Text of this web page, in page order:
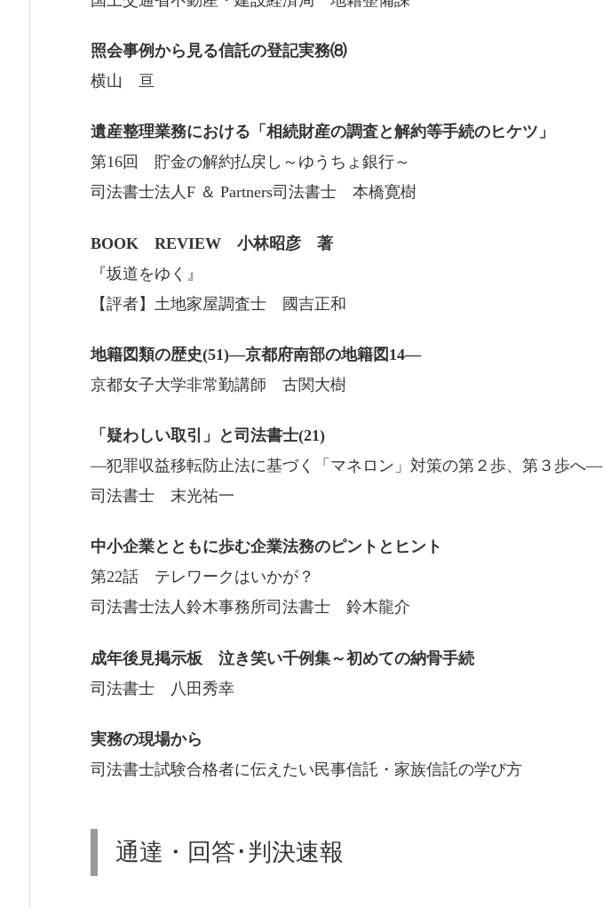
照会事例から見る信託の登記実務⑻
横山 亘
遺産整理業務における「相続財産の調査と解約等手続のヒケツ」
第16回 貯金の解約払戻し～ゆうちょ銀行～
司法書士法人F ＆ Partners司法書士 本橋寛樹
BOOK REVIEW 小林昭彦 著
『坂道をゆく』
【評者】土地家屋調査士 國吉正和
地籍図類の歴史(51)―京都府南部の地籍図14―
京都女子大学非常勤講師 古関大樹
「疑わしい取引」と司法書士(21)
―犯罪収益移転防止法に基づく「マネロン」対策の第２歩、第３歩へ―
司法書士 末光祐一
中小企業とともに歩む企業法務のピントとヒント
第22話 テレワークはいかが？
司法書士法人鈴木事務所司法書士 鈴木龍介
成年後見掲示板 泣き笑い千例集～初めての納骨手続
司法書士 八田秀幸
実務の現場から
司法書士試験合格者に伝えたい民事信託・家族信託の学び方
通達・回答･判決速報